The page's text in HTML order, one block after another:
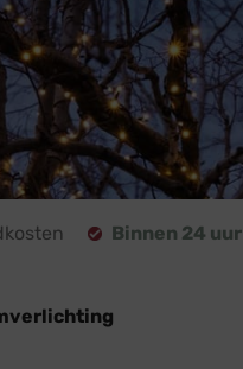
Binnen 24 uur